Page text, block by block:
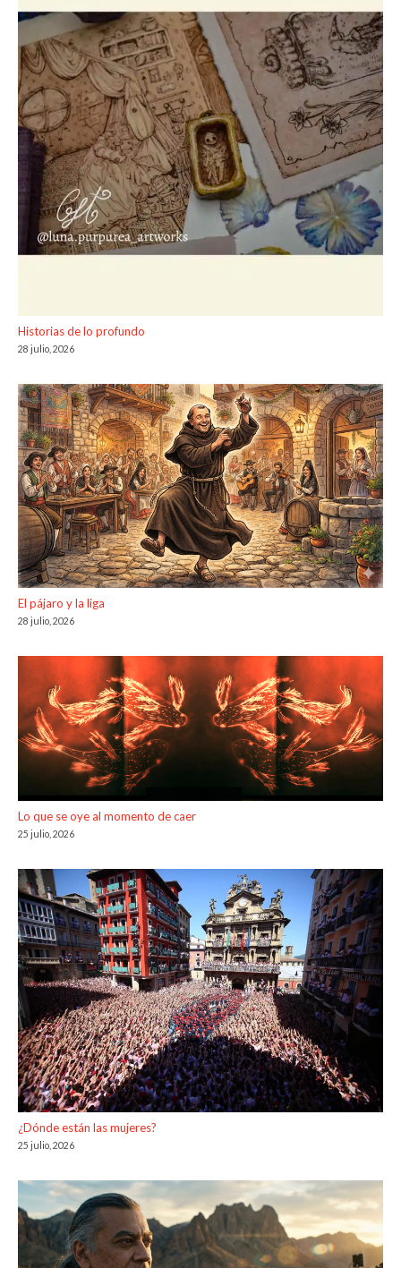
Historias de lo profundo
28 julio, 2026
El pájaro y la liga
28 julio, 2026
Lo que se oye al momento de caer
25 julio, 2026
¿Dónde están las mujeres?
25 julio, 2026